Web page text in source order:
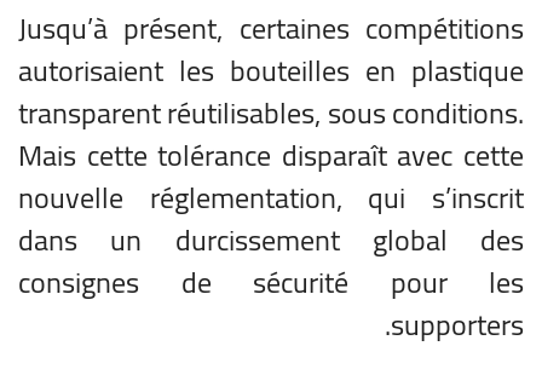
Jusqu’à présent, certaines compétitions
autorisaient les bouteilles en plastique
transparent réutilisables, sous conditions.
Mais cette tolérance disparaît avec cette
nouvelle réglementation, qui s’inscrit
dans un durcissement global des
consignes de sécurité pour les
supporters.